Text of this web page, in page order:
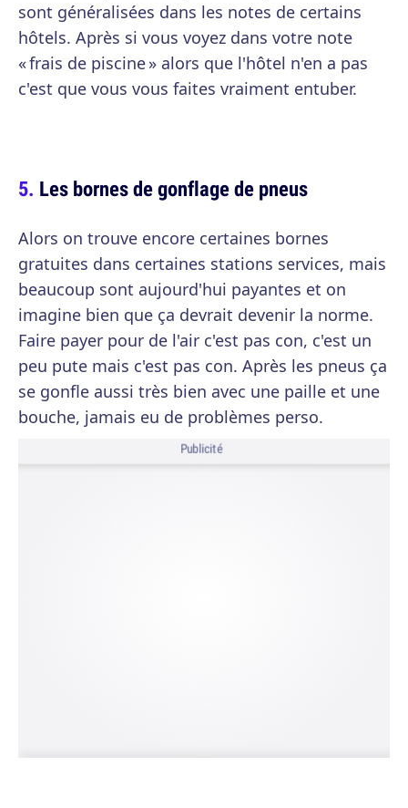
sont généralisées dans les notes de certains
hôtels. Après si vous voyez dans votre note
« frais de piscine » alors que l'hôtel n'en a pas
c'est que vous vous faites vraiment entuber.
Les bornes de gonflage de pneus
Alors on trouve encore certaines bornes
gratuites dans certaines stations services, mais
beaucoup sont aujourd'hui payantes et on
imagine bien que ça devrait devenir la norme.
Faire payer pour de l'air c'est pas con, c'est un
peu pute mais c'est pas con. Après les pneus ça
se gonfle aussi très bien avec une paille et une
bouche, jamais eu de problèmes perso.
Publicité